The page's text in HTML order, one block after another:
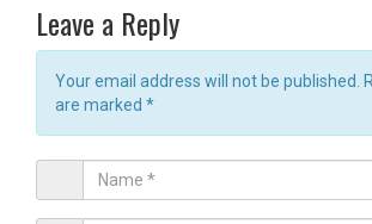
Leave a Reply
Your email address will not be published.
are marked *
*